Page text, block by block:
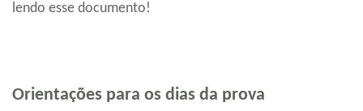
lendo esse documento!
Orientações para os dias da prova